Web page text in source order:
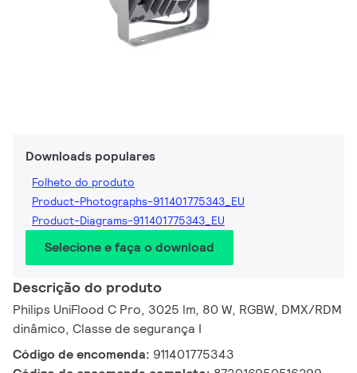
Downloads populares
Folheto do produto
Product-Photographs-911401775343_EU
Product-Diagrams-911401775343_EU
Selecione e faça o download
Descrição do produto
Philips UniFlood C Pro, 3025 lm, 80 W, RGBW, DMX/RDM
dinâmico, Classe de segurança I
Código de encomenda: 911401775343